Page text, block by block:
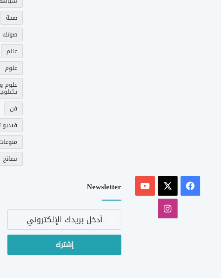
صحة
عالم
علوم
علوم و
فن
فيديو
نصائح
فيسبوك
‫YouTube
انستقرام
Newsletter
أدخل
الإلكتروني